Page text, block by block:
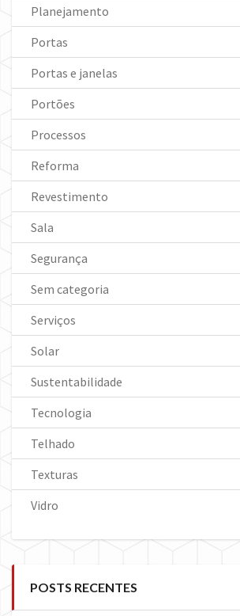
Planejamento
Portas
Portas e janelas
Portões
Processos
Reforma
Revestimento
Sala
Segurança
Sem categoria
Serviços
Solar
Sustentabilidade
Tecnologia
Telhado
Texturas
Vidro
POSTS RECENTES